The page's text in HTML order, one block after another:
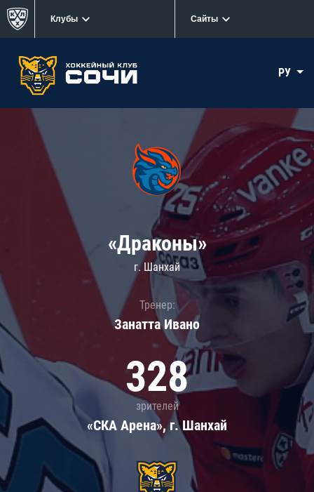
Клубы Сайты
РУ
«Драконы»
г. Шанхай
Тренер:
Занатта Иванo
328
зрителей
«СКА Арена», г. Шанхай